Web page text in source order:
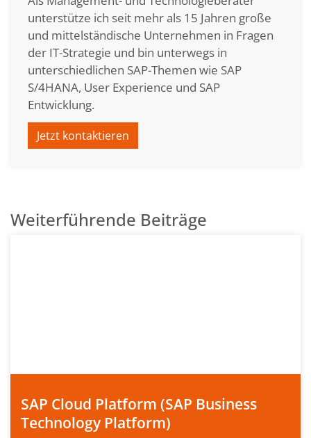
unterstütze ich seit mehr als 15 Jahren große
und mittelständische Unternehmen in Fragen
der IT-Strategie und bin unterwegs in
unterschiedlichen SAP-Themen wie SAP
S/4HANA, User Experience und SAP
Entwicklung.
Jetzt kontaktieren
Weiterführende Beiträge
SAP Cloud Platform (SAP Business
Technology Platform)